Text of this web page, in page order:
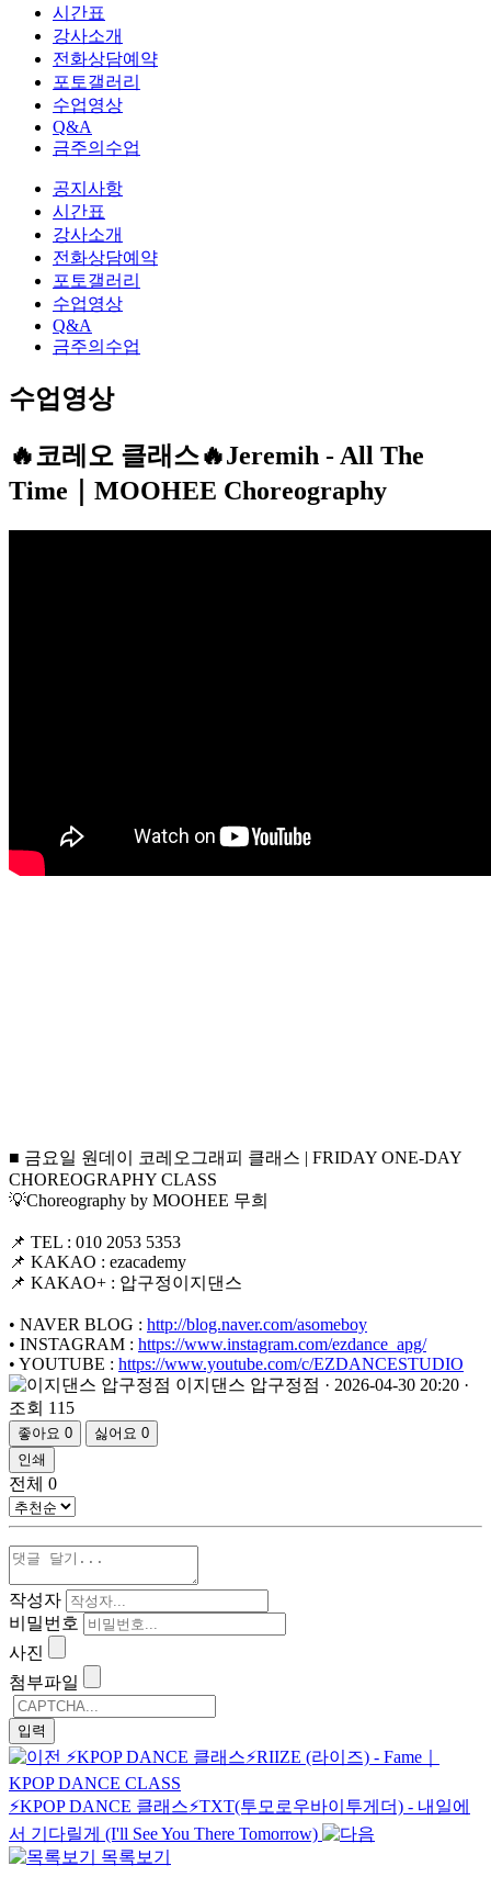
시간표
강사소개
전화상담예약
포토갤러리
수업영상
Q&A
금주의수업
공지사항
시간표
강사소개
전화상담예약
포토갤러리
수업영상
Q&A
금주의수업
수업영상
🔥코레오 클래스🔥Jeremih - All The
Time｜MOOHEE Choreography
■ 금요일 원데이 코레오그래피 클래스 | FRIDAY ONE-DAY
CHOREOGRAPHY CLASS
💡Choreography by MOOHEE 무희
📌 TEL : 010 2053 5353
📌 KAKAO : ezacademy
📌 KAKAO+ : 압구정이지댄스
• NAVER BLOG : http://blog.naver.com/asomeboy
• INSTAGRAM : https://www.instagram.com/ezdance_apg/
• YOUTUBE : https://www.youtube.com/c/EZDANCESTUDIO
이지댄스 압구정점 · 2026-04-30 20:20 ·
조회 115
좋아요 0 싫어요 0
인쇄
전체 0
작성자
비밀번호
사진
첨부파일
⚡️KPOP DANCE 클래스⚡️RIIZE (라이즈) - Fame｜
KPOP DANCE CLASS
⚡️KPOP DANCE 클래스⚡️TXT(투모로우바이투게더) - 내일에
서 기다릴게 (I'll See You There Tomorrow)
목록보기